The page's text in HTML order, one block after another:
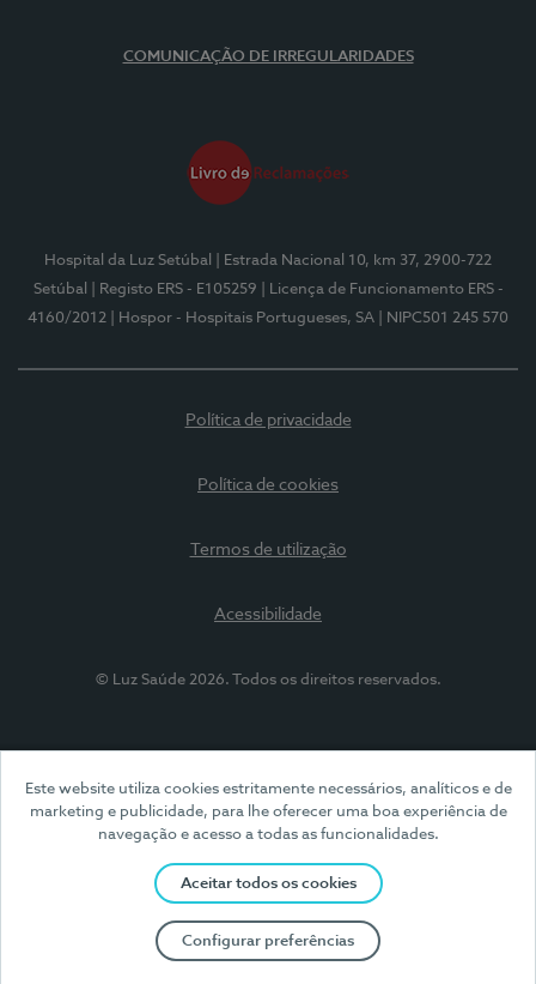
Este website utiliza cookies estritamente necessários, analíticos e de
marketing e publicidade, para lhe oferecer uma boa experiência de
navegação e acesso a todas as funcionalidades.
Aceitar todos os cookies
Configurar preferências
COMUNICAÇÃO DE IRREGULARIDADES
Hospital da Luz Setúbal
| Estrada Nacional 10, km 37, 2900-722
Setúbal
| Registo ERS - E105259
| Licença de Funcionamento ERS -
4160/2012
| Hospor - Hospitais Portugueses, SA | NIPC501 245 570
Política de privacidade
Política de cookies
Termos de utilização
Acessibilidade
© Luz Saúde 2026. Todos os direitos reservados.